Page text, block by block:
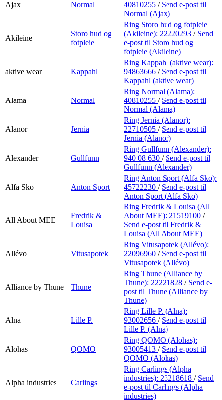
Ajax Normal
40810255 / Send e-post til
Normal (Ajax)
Akileine
Storo hud og
fotpleie
Ring Storo hud og fotpleie
(Akileine): 22220293 / Send
e-post til Storo hud og
fotpleie (Akileine)
aktive wear Kappahl
Ring Kappahl (aktive wear):
94863666 / Send e-post til
Kappahl (aktive wear)
Alama Normal
Ring Normal (Alama):
40810255 / Send e-post til
Normal (Alama)
Alanor Jernia
Ring Jernia (Alanor):
22710505 / Send e-post til
Jernia (Alanor)
Alexander Gullfunn
Ring Gullfunn (Alexander):
940 08 630 / Send e-post til
Gullfunn (Alexander)
Alfa Sko Anton Sport
Ring Anton Sport (Alfa Sko):
45722230 / Send e-post til
Anton Sport (Alfa Sko)
All About MEE
Fredrik &
Louisa
Ring Fredrik & Louisa (All
About MEE): 21519100 /
Send e-post til Fredrik &
Louisa (All About MEE)
Allévo Vitusapotek
Ring Vitusapotek (Allévo):
22096960 / Send e-post til
Vitusapotek (Allévo)
Alliance by Thune Thune
Ring Thune (Alliance by
Thune): 22221828 / Send e-
post til Thune (Alliance by
Thune)
Alna Lille P.
Ring Lille P. (Alna):
93002656 / Send e-post til
Lille P. (Alna)
Alohas QOMO
Ring QOMO (Alohas):
93005413 / Send e-post til
QOMO (Alohas)
Alpha industries Carlings
Ring Carlings (Alpha
industries): 23218618 / Send
e-post til Carlings (Alpha
industries)